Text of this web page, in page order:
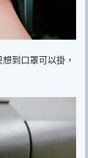
到口罩可以掛，